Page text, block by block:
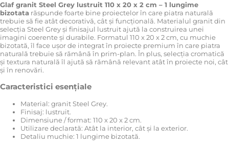
Glaf granit Steel Grey lustruit 110 x 20 x 2 cm – 1 lungime
bizotata răspunde foarte bine proiectelor în care piatra naturală
trebuie să fie atât decorativă, cât și funcțională. Materialul granit din
selecția Steel Grey și finisajul lustruit ajută la construirea unei
imagini coerente și durabile. Formatul 110 x 20 x 2 cm, cu muchie
bizotată, îl face ușor de integrat în proiecte premium în care piatra
naturală trebuie să rămână în prim-plan. În plus, selecția cromatică
și textura naturală îl ajută să rămână relevant atât în proiecte noi, cât
și în renovări.
Caracteristici esențiale
Material: granit Steel Grey.
Finisaj: lustruit.
Dimensiune / format: 110 x 20 x 2 cm.
Utilizare declarată: Atât la interior, cât și la exterior.
Detaliu muchie: 1 lungime bizotată.